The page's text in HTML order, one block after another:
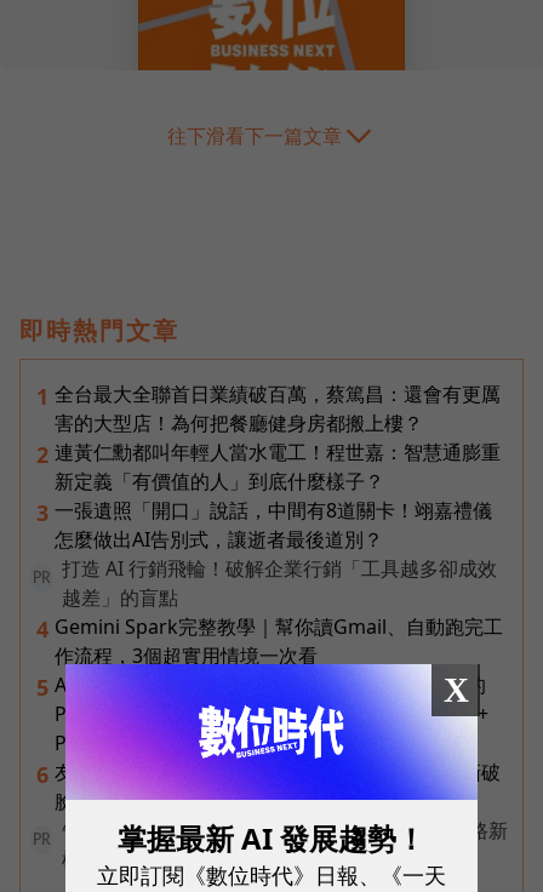
往下滑看下一篇文章
即時熱門文章
1 全台最大全聯首日業績破百萬，蔡篤昌：還會有更厲
害的大型店！為何把餐廳健身房都搬上樓？
2 連黃仁勳都叫年輕人當水電工！程世嘉：智慧通膨重
新定義「有價值的人」到底什麼樣子？
3 一張遺照「開口」說話，中間有8道關卡！翊嘉禮儀
怎麼做出AI告別式，讓逝者最後道別？
PR
打造 AI 行銷飛輪！破解企業行銷「工具越多卻成效
越差」的盲點
4 Gemini Spark完整教學｜幫你讀Gmail、自動跑完工
作流程，3個超實用情境一次看
5 AI 時代的行動生產力：MSI 如何用「理解情境」的
Prestige 14 Flip AI+ 重新定義商務筆電與 Copilot+
PC？
6 友達二把手裸辭內幕！彭双浪親邀的接班人為何撕破
臉？「落後群創」成最後稻草？
PR
告別極速迷思！台灣大哥大奪國際雙冠揭密好網路新
標準
X
掌握最新 AI 發展趨勢！
立即訂閱《數位時代》日報、《一天